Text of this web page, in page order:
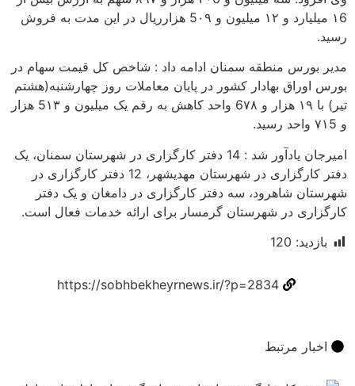
١6 میلیارد و ١٢ میلیون و 5٠٩ هزارریال در این مدت به فروش
منطقه سمنان ادامه داد : شاخص کل قیمت سهام در
بهادار کشور در پایان معاملات روز چهارشنبه(هشتم
تیر) با ١٩ هزار و 6٧٨ واحد کاهش به رقم یک میلیون و 5١٣ هزار
امیرجان یادآور شد : 14 دفتر کارگزاری در شهرستان سمنان، یک
دفتر کارگزاری در شهرستان مهدیشهر، 12 دفتر کارگزاری در
شاهرود، سه دفتر کارگزاری در دامغان و یک دفتر
در شهرستان گرمسار برای ارائه خدمات فعال است.
120
https://sobhbekheyrnews.ir/?p=2834
مرتبط